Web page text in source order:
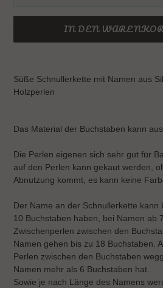
IN DEN
Warenkorb
Süße Schnullerkette mit Namen aus
Holzperlen
Das Material der Buchstaben kann
Die Perlen eigenen sich sehr gut für
auf den Perlen kann gekaut werden,
Abnutzung kommt, es kann keine
Der Name an der Schnullerkette kann
10 Buchstaben haben, bei Namen ab
Zwischenperlen zwischen den
Namen gehen bis zu 18 Buchstaben.
Perlen zwischen den Buchstaben
Namen mehr als 6 Buchstaben hat.
Sowie je nach Länge des Namens